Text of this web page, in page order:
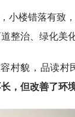
小楼错落有致
整治、绿化美
村貌，品读村
，但改善了环